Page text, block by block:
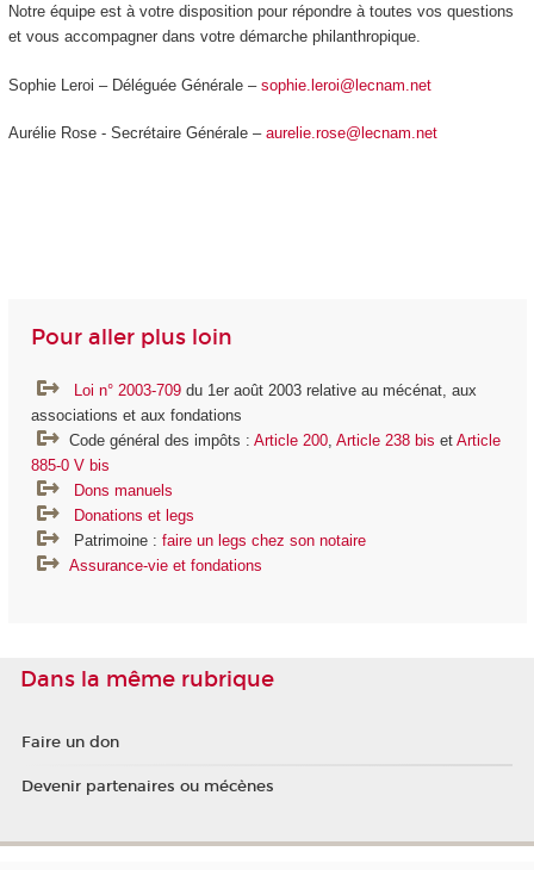
Notre équipe est à votre disposition pour répondre à toutes vos questions
et vous accompagner dans votre démarche philanthropique.
Sophie Leroi – Déléguée Générale – sophie.leroi@lecnam.net
Aurélie Rose - Secrétaire Générale – aurelie.rose@lecnam.net
Pour aller plus loin
Loi n° 2003-709 du 1er août 2003 relative au mécénat, aux
associations et aux fondations
Code général des impôts : Article 200, Article 238 bis et Article
885-0 V bis
Dons manuels
Donations et legs
Patrimoine : faire un legs chez son notaire
Assurance-vie et fondations
Dans la même rubrique
Faire un don
Devenir partenaires ou mécènes